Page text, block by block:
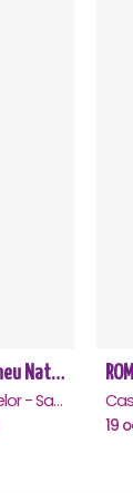
SPARGATORUL DE NUCI - Turneu National - Constanta
Casa de Cultura a Sindicatelor - Sala Mare, Constanta
19